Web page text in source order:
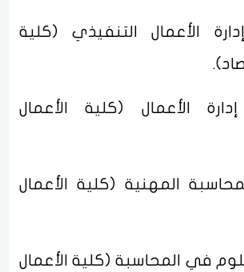
الأعمال التنفيذي (كلية
الأعمال (كلية الأعمال
المهنية (كلية الأعمال
في المحاسبة (كلية الأعمال